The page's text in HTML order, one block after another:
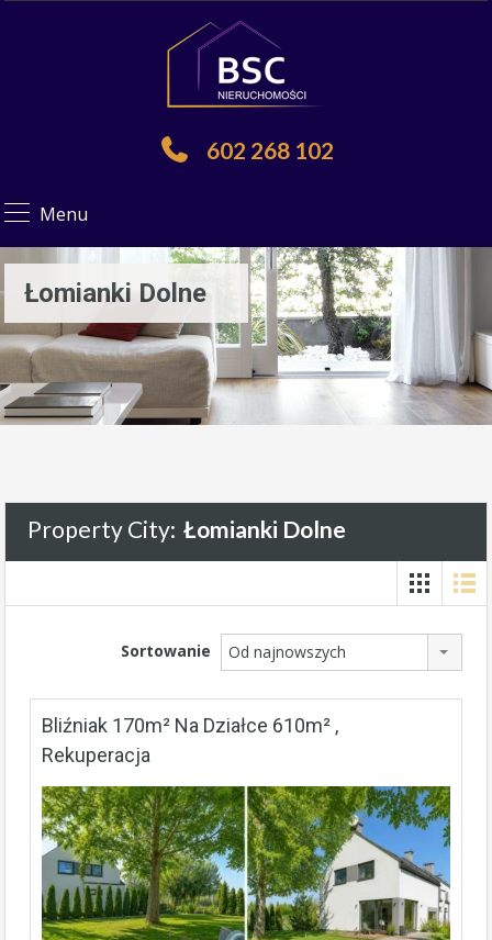
602 268 102
Menu
Łomianki Dolne
Property City: Łomianki Dolne
Sortowanie Od najnowszych
Bliźniak 170m² Na Działce 610m² ,
Rekuperacja